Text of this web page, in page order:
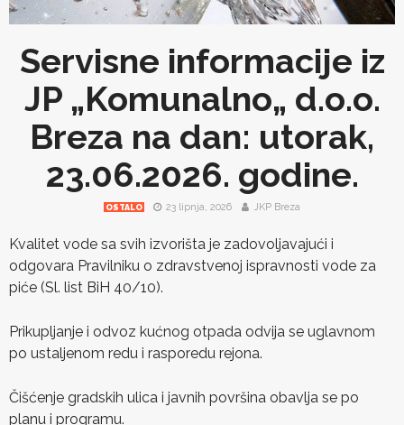
Servisne informacije iz
JP „Komunalno„ d.o.o.
Breza na dan: utorak,
23.06.2026. godine.
OSTALO 23 lipnja, 2026 JKP Breza
Kvalitet vode sa svih izvorišta je zadovoljavajući i
odgovara Pravilniku o zdravstvenoj ispravnosti vode za
piće (Sl. list BiH 40/10).
Prikupljanje i odvoz kućnog otpada odvija se uglavnom
po ustaljenom redu i rasporedu rejona.
Čišćenje gradskih ulica i javnih površina obavlja se po
planu i programu.